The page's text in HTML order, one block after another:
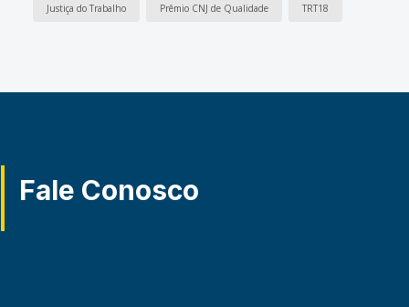
Justiça do Trabalho Prêmio CNJ de Qualidade TRT18
Fale Conosco